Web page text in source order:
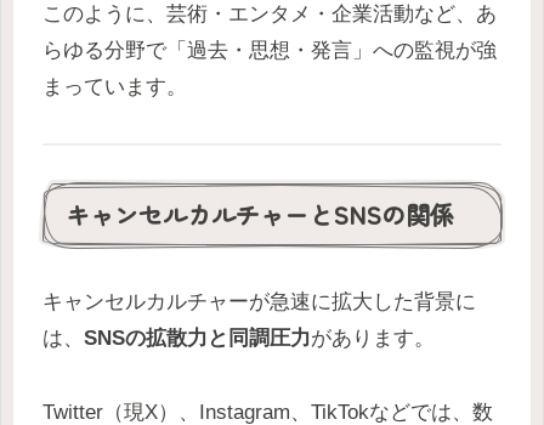
このように、芸術・エンタメ・企業活動など、あ
らゆる分野で「過去・思想・発言」への監視が強
まっています。
キャンセルカルチャーとSNSの関係
キャンセルカルチャーが急速に拡大した背景に
は、 SNSの拡散力と同調圧力があります。
Twitter（現X）、Instagram、TikTokなどでは、数